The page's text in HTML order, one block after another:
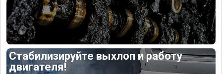
Стабилизируйте выхлоп и работу
двигателя!